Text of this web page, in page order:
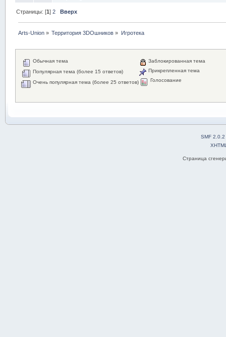
Страницы: [1]2 Вверх
Arts-Union » Территория 3DOшников » Игротека
Обычная тема
Популярная тема (более 15 ответов)
Очень популярная тема (более 25 ответов)
Заблокированная тема
Прикрепленная тема
Голосование
SMF 2.0.2
Страница